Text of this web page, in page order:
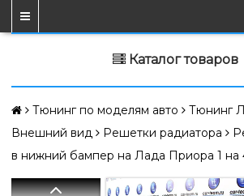
Каталог товаров
Тюнинг по моделям авто
Тюнинг
Внешний вид
Решетки радиатора
в нижний бампер на Лада Приора 1 на